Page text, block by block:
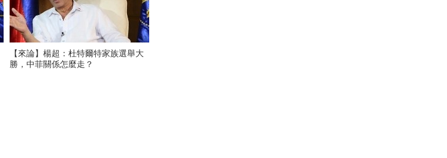
【來論】楊超：杜特爾特家族選舉大
勝，中菲關係怎麼走？